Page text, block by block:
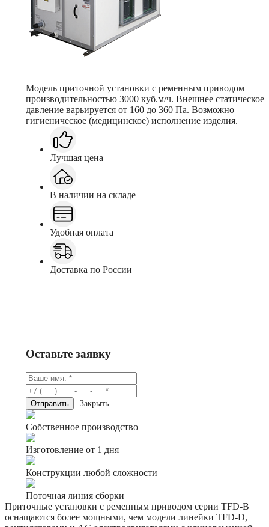
Модель приточной установки с ременным приводом
производительностью 3000 куб.м/ч. Внешнее статическое
давление варьируется от 160 до 360 Па. Возможно
гигиеническое (медицинское) исполнение изделия.
Лучшая цена
В наличии на складе
Удобная оплата
Доставка по России
Оставьте заявку
Закрыть
Собственное производство
Изготовление от 1 дня
Конструкции любой сложности
Поточная линия сборки
Приточные установки с ременным приводом серии TFD-B
оснащаются более мощными, чем модели линейки TFD-D,